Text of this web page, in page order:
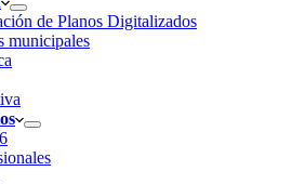
de Planos Digitalizados
municipales